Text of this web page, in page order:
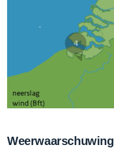
Weerwaarschuwing